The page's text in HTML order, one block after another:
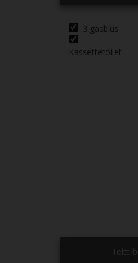
3 gasblus
Kassettetoilet